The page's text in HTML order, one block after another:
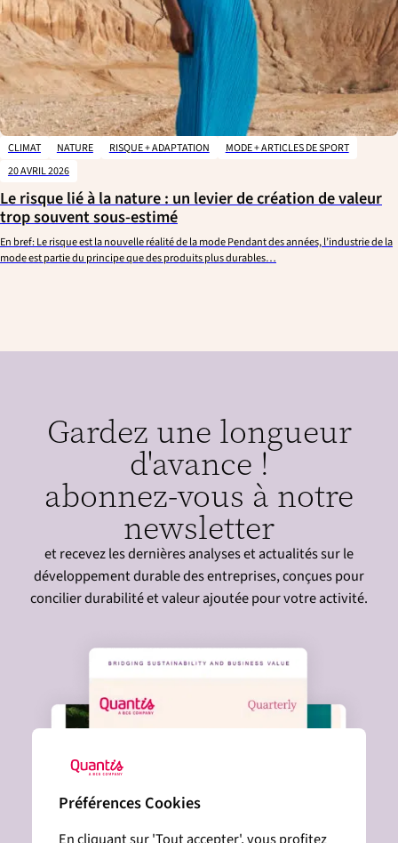
CLIMAT NATURE RISQUE + ADAPTATION
MODE + ARTICLES DE SPORT
20 AVRIL 2026
Le risque lié à la nature : un levier de création de valeur
trop souvent sous-estimé
En bref: Le risque est la nouvelle réalité de la mode Pendant des années, l’industrie de la
mode est partie du principe que des produits plus durables…
Gardez une longueur
d'avance !
abonnez-vous à notre
newsletter
et recevez les dernières analyses et actualités sur le
développement durable des entreprises, conçues pour
concilier durabilité et valeur ajoutée pour votre activité.
Préférences Cookies